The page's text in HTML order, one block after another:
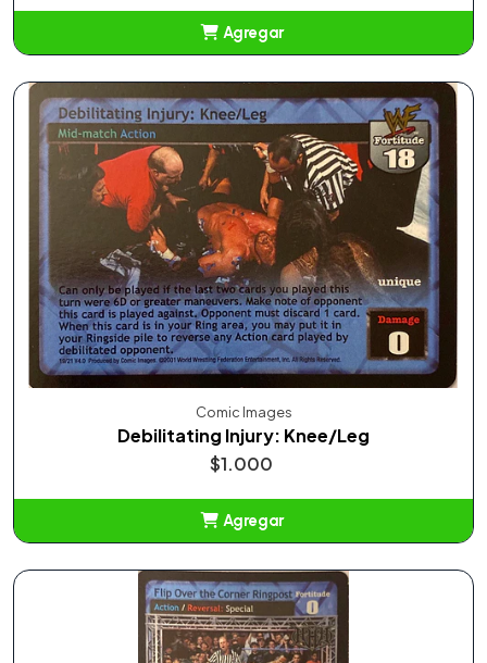
Agregar
Comic Images
Debilitating Injury: Knee/Leg
$1.000
Agregar